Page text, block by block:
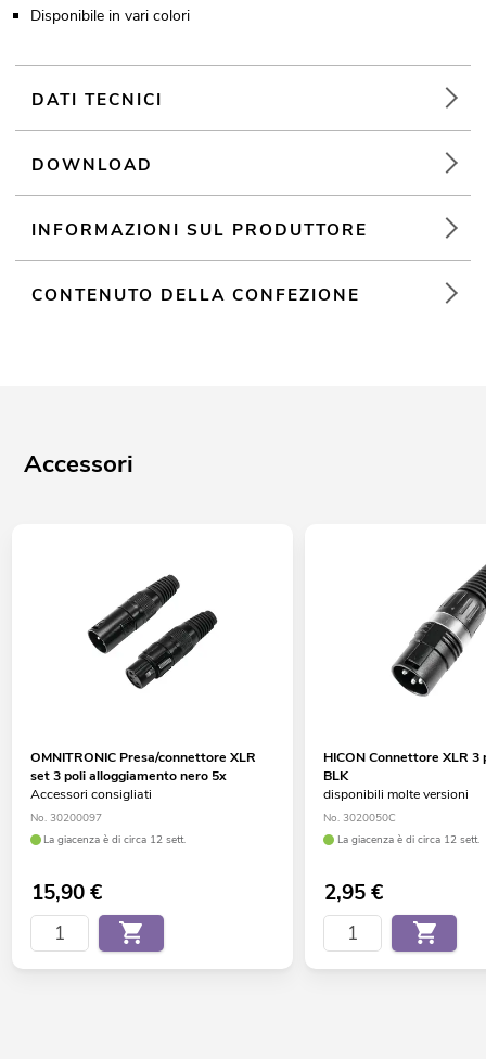
Disponibile in vari colori
DATI TECNICI
DOWNLOAD
INFORMAZIONI SUL PRODUTTORE
CONTENUTO DELLA CONFEZIONE
Accessori
OMNITRONIC Presa/connettore XLR
set 3 poli alloggiamento nero 5x
Accessori consigliati
No. 30200097
La giacenza è di circa 12 sett.
15,90€
HICON Connettore XLR 3
BLK
disponibili molte versioni
No. 3020050C
La giacenza è di circa 12 sett.
2,95€